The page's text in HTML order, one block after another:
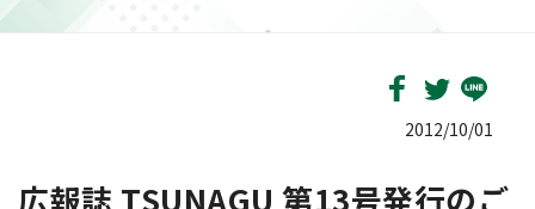
2012/10/01
広報誌 TSUNAGU 第13号発行のご